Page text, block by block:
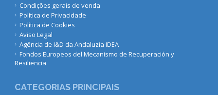
Condições gerais de venda
Política de Privacidade
Política de Cookies
Aviso Legal
Agência de I&D da Andaluzia IDEA
Fondos Europeos del Mecanismo de Recuperación y
Resiliencia
CATEGORIAS PRINCIPAIS